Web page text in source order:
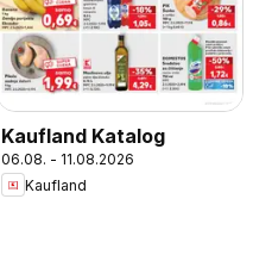
Kaufland Katalog
06.08. - 11.08.2026
Kaufland